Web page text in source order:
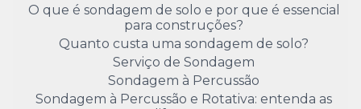
O que é sondagem de solo e por que é essencial
para construções?
Quanto custa uma sondagem de solo?
Serviço de Sondagem
Sondagem à Percussão
Sondagem à Percussão e Rotativa: entenda as